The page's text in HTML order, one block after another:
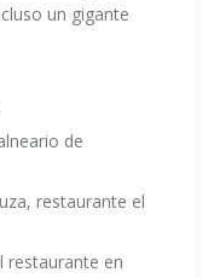
un gigante
de
restaurante el
restaurante en